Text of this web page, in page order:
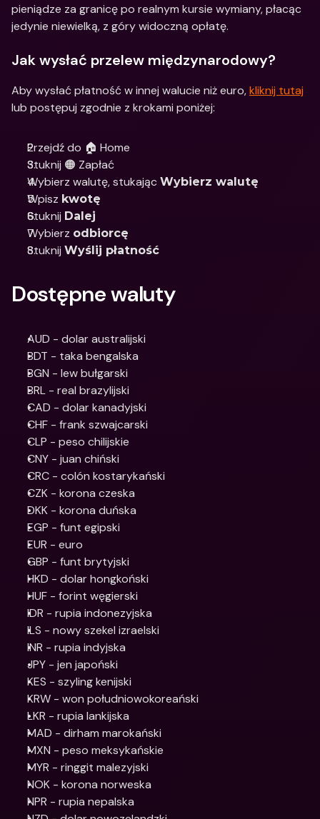
pieniądze za granicę po realnym kursie wymiany, płacąc
jedynie niewielką, z góry widoczną opłatę.
Jak wysłać przelew międzynarodowy?
Aby wysłać płatność w innej walucie niż euro, kliknij tutaj
lub postępuj zgodnie z krokami poniżej:
Przejdź do 🏠 Home
Stuknij 🟠 Zapłać
Wybierz walutę, stukając Wybierz walutę
Wpisz kwotę
Stuknij Dalej
Wybierz odbiorcę
Stuknij Wyślij płatność
Dostępne waluty
AUD - dolar australijski
BDT - taka bengalska
BGN - lew bułgarski
BRL - real brazylijski
CAD - dolar kanadyjski
CHF - frank szwajcarski
CLP - peso chilijskie
CNY - juan chiński
CRC - colón kostarykański
CZK - korona czeska
DKK - korona duńska
EGP - funt egipski
EUR - euro
GBP - funt brytyjski
HKD - dolar hongkoński
HUF - forint węgierski
IDR - rupia indonezyjska
ILS - nowy szekel izraelski
INR - rupia indyjska
JPY - jen japoński
KES - szyling kenijski
KRW - won południowokoreański
LKR - rupia lankijska
MAD - dirham marokański
MXN - peso meksykańskie
MYR - ringgit malezyjski
NOK - korona norweska
NPR - rupia nepalska